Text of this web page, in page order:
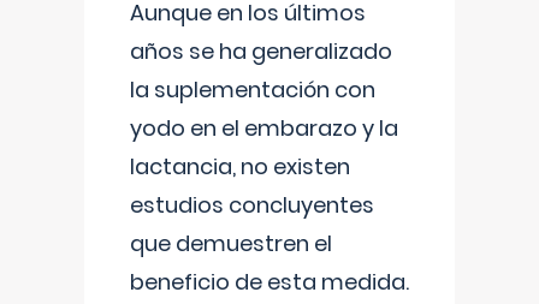
Aunque en los últimos
años se ha generalizado
la suplementación con
yodo en el embarazo y la
lactancia, no existen
estudios concluyentes
que demuestren el
beneficio de esta medida.